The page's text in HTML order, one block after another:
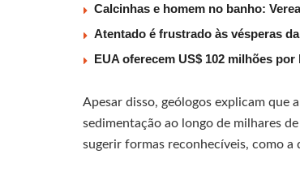
Calcinhas e homem no banho:
Atentado é frustrado às vésperas
EUA oferecem US$ 102 milhões
Apesar disso, geólogos explicam que
sedimentação ao longo de milhares
sugerir formas reconhecíveis, como a